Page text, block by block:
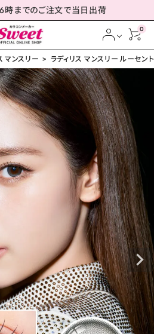
までのご注文で当日出荷
0
会員登録
マンスリー ラディリス マンスリー ルーセン